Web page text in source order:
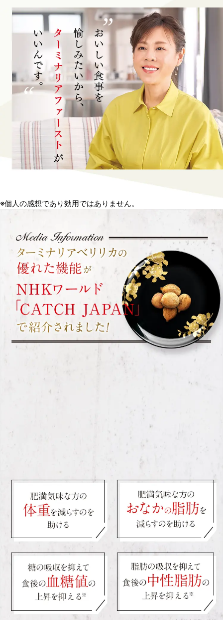
※個人の感想であり効用ではありません。